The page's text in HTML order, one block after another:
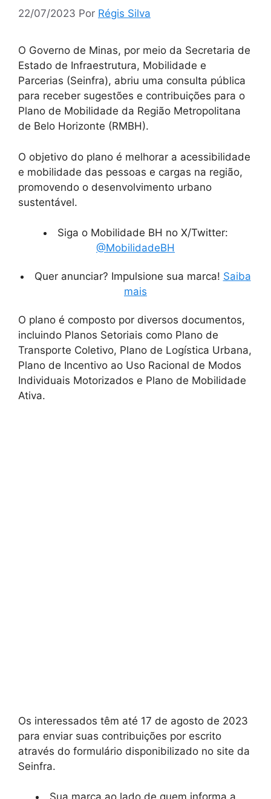
22/07/2023 Por Régis Silva
O Governo de Minas, por meio da Secretaria de
Estado de Infraestrutura, Mobilidade e
Parcerias (Seinfra), abriu uma consulta pública
para receber sugestões e contribuições para o
Plano de Mobilidade da Região Metropolitana
de Belo Horizonte (RMBH).
O objetivo do plano é melhorar a acessibilidade
e mobilidade das pessoas e cargas na região,
promovendo o desenvolvimento urbano
sustentável.
Siga o Mobilidade BH no X/Twitter:
@MobilidadeBH
Quer anunciar? Impulsione sua marca! Saiba
mais
O plano é composto por diversos documentos,
incluindo Planos Setoriais como Plano de
Transporte Coletivo, Plano de Logística Urbana,
Plano de Incentivo ao Uso Racional de Modos
Individuais Motorizados e Plano de Mobilidade
Ativa.
Os interessados têm até 17 de agosto de 2023
para enviar suas contribuições por escrito
através do formulário disponibilizado no site da
Seinfra.